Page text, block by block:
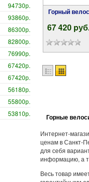
Горный
67 420
Горные
Интернет-
ценам в Санкт-
для себя
информацию, а
Весь товар
94730р.
93860р.
86300р.
82800р.
76990р.
67420р.
67420р.
56180р.
55800р.
53810р.